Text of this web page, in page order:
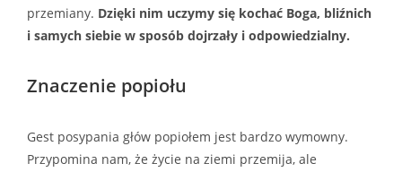
przemiany. Dzięki nim uczymy się kochać Boga, bliźnich
i samych siebie w sposób dojrzały i odpowiedzialny.
Znaczenie popiołu
Gest posypania głów popiołem jest bardzo wymowny.
Przypomina nam, że życie na ziemi przemija, ale